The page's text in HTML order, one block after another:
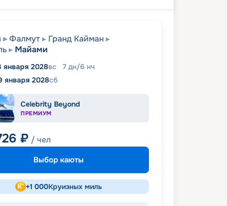
Фалмут
Гранд Кайман
Майами
января 2028вс 7 дн/6 нч
января 2028сб
Celebrity Beyond
ПРЕМИУМ
₽ / чел
Выбор каюты
+1 000Круизных миль